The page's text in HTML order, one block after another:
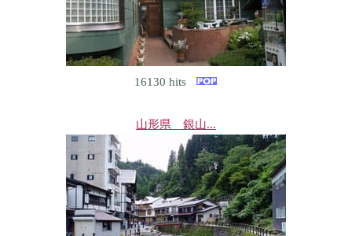
16130 hits
山形県 銀山...